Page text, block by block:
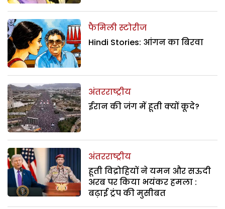
फैमिली स्टोरीज
Hindi Stories: आंगन का बिरवा
अंतरराष्ट्रीय
ईरान की जंग में हूती क्यों कूदे?
अंतरराष्ट्रीय
हूती विद्रोहियों ने यमन और सऊदी
अरब पर किया भयंकर हमला :
बढ़ाई ट्रंप की मुसीबत